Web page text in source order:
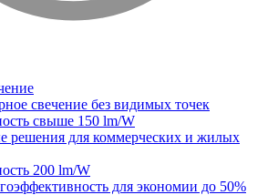
свечение без видимых точек
свыше 150 lm/W
решения для коммерческих и жилых
200 lm/W
для экономии до 50%